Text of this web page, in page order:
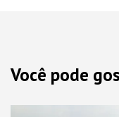
Você pode